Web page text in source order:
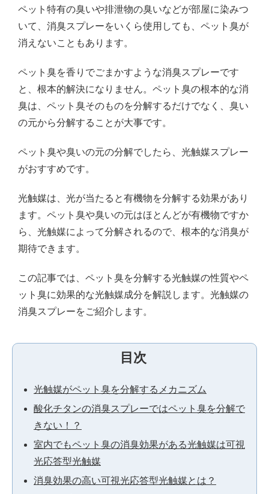
ペット特有の臭いや排泄物の臭いなどが部屋に染みつ
いて、消臭スプレーをいくら使用しても、ペット臭が
消えないこともあります。
ペット臭を香りでごまかすような消臭スプレーです
と、根本的解決になりません。ペット臭の根本的な消
臭は、ペット臭そのものを分解するだけでなく、臭い
の元から分解することが大事です。
ペット臭や臭いの元の分解でしたら、光触媒スプレー
がおすすめです。
光触媒は、光が当たると有機物を分解する効果があり
ます。ペット臭や臭いの元はほとんどが有機物ですか
ら、光触媒によって分解されるので、根本的な消臭が
期待できます。
この記事では、ペット臭を分解する光触媒の性質やペ
ット臭に効果的な光触媒成分を解説します。光触媒の
消臭スプレーをご紹介します。
目次
光触媒がペット臭を分解するメカニズム
酸化チタンの消臭スプレーではペット臭を分解で
きない！？
室内でもペット臭の消臭効果がある光触媒は可視
光応答型光触媒
消臭効果の高い可視光応答型光触媒とは？